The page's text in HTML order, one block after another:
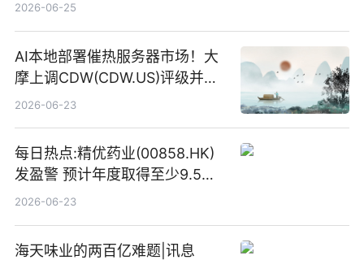
2026-06-25
AI本地部署催热服务器市场！大
摩上调CDW(CDW.US)评级并看
高IBM(IBM.US)戴尔(DELL.US)
2026-06-23
每日热点:精优药业(00858.HK)
发盈警 预计年度取得至少9.5亿
港元的亏损 同比盈转亏
2026-06-23
海天味业的两百亿难题|讯息